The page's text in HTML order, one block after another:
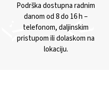
Podrška dostupna radnim
danom od 8 do 16 h –
telefonom, daljinskim
pristupom ili dolaskom na
lokaciju.